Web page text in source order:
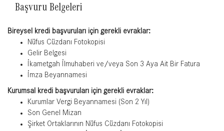
Başvuru Belgeleri
Bireysel kredi başvuruları için gerekli evraklar:
Nüfus Cüzdanı Fotokopisi
Gelir Belgesi
İkametgah İlmuhaberi ve/veya Son 3 Aya Ait Bir Fatura
İmza Beyannamesi
Kurumsal kredi başvuruları için gerekli evraklar:
Kurumlar Vergi Beyannamesi (Son 2 Yıl)
Son Genel Mizan
Şirket Ortaklarının Nüfus Cüzdanı Fotokopisi